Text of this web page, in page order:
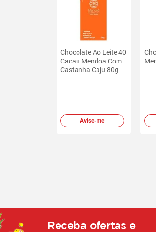
Chocolate Ao Leite 40
Cacau Mendoa Com
Castanha Caju 80g
Avise-me
Receba ofertas e